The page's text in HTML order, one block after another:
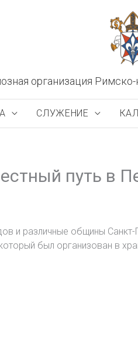
организация
СЛУЖЕНИЕ
путь в
и различные общины
был организован в